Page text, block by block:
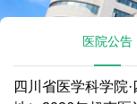
医院公告
四川省医学科学院